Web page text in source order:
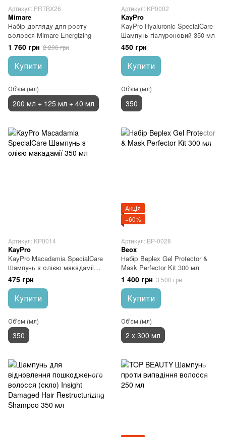
Артикул: PRTBX26
Mimare
Набір догляду для росту
волосся Mimare Energizing
1 760 грн 2 200 грн
Купити
Об'єм (мл)
200 мл + 125 мл + 40 мл
Артикул: KP0002
KayPro
KayPro Hyaluronic SpecialCare
Шампунь гіалуроновий 350 мл
450 грн
Купити
Об'єм (мл)
350
Артикул: KP0014
KayPro
KayPro Macadamia SpecialCare
Шампунь з олією макадамії
350 мл
475 грн
Купити
Об'єм (мл)
350
Акція
−60%
Артикул: BP-0028
Beox
Набір Beplex Gel Protector &
Mask Perfector Kit 300 мл
1 400 грн 3 500 грн
Купити
Об'єм (мл)
2 x 300 мл